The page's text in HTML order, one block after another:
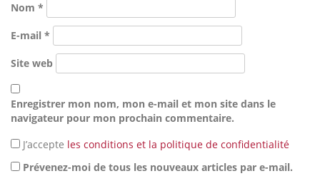
Nom *
E-mail *
Site web
Enregistrer mon nom, mon e-mail et mon site dans le
navigateur pour mon prochain commentaire.
J’accepte les conditions et la politique de confidentialité
Prévenez-moi de tous les nouveaux articles par e-mail.